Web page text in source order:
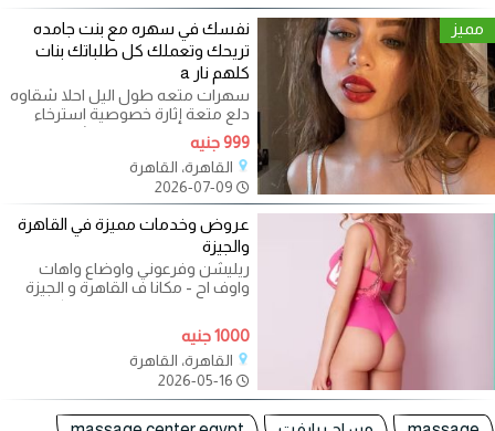
مميز
نفسك في سهره مع بنت جامده
تريحك وتعملك كل طلباتك بنات
كلهم نار a
سهرات متعه طول اليل احلا شقاوه
دلع متعة إثارة خصوصية استرخاء
هابي بدي بلو فرعوني ريليشن امامي
999 جنيه
القاهرة، القاهرة
عروض وخدمات مميزة في القاهرة
والجيزة
ريليشن وفرعوني واوضاع واهات
واوف اح - مكانا ف القاهرة و الجيزة
جلسات خاصة هتغير مودك كل
الجلسات
1000 جنيه
القاهرة، القاهرة